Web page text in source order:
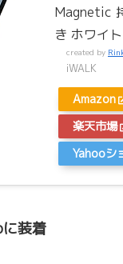
Magnetic
き ホワイト
created by
iWALK
Amazon
楽天市場
Yahooシ
装着